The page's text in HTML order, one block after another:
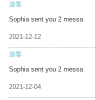
游客
Sophia sent you 2 messa
2021-12-12
游客
Sophia sent you 2 messa
2021-12-04